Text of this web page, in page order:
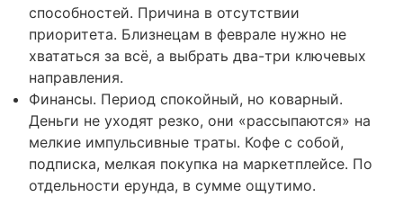
способностей. Причина в отсутствии
приоритета. Близнецам в феврале нужно не
хвататься за всё, а выбрать два-три ключевых
направления.
Финансы. Период спокойный, но коварный.
Деньги не уходят резко, они «рассыпаются» на
мелкие импульсивные траты. Кофе с собой,
подписка, мелкая покупка на маркетплейсе. По
отдельности ерунда, в сумме ощутимо.